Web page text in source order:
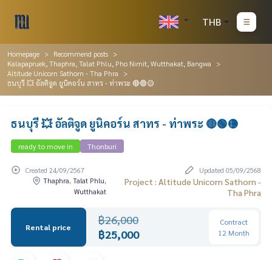
THB
Homepage
Recommend posts
Kalapapruek, Thaphra, Talat Phlu, Pho Nimit, Wutthakat, Bangwa
Altitude Unicorn Sathorn - Tha Phra
ธนบุรี 💥 อัลติจูด ยูนิคอร์น สาทร - ท่าพระ 🔴🟢🟡
ธนบุรี 💥 อัลติจูด ยูนิคอร์น สาทร - ท่าพระ 🔴🟢🟡
ready to move in Thonburi
Created 24/09/2567
Updated 05/09/2568
Thaphra, Talat Phlu,
Wutthakat
Project : Altitude Unicorn Sathorn -
Tha Phra
Rental price
฿26,000
฿25,000
Contract
12 Month